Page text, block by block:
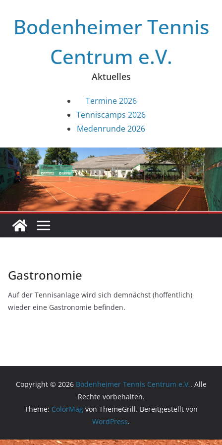
Inhalt
springen
Bodenheimer Tennis
Centrum e.V.
Aktuelles
Termine 2026
Tenniscamps 2026
Medenrunde 2026
Gastronomie
Auf der Tennisanlage wird sich demnächst (hoffentlich)
wieder eine Gastronomie befinden.
Copyright © 2026 Bodenheimer Tennis Centrum e.V.. Alle
Rechte vorbehalten.
Theme: ColorMagvon ThemeGrill. Bereitgestellt von
WordPress.